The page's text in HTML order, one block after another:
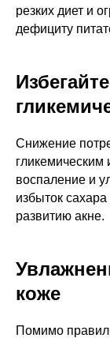
резких диет и
дефициту
Снижение
гликемическим
воспаление и
избыток
развитию акне.
коже
Помимо